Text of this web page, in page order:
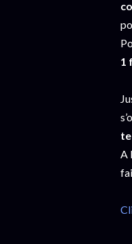
1
A